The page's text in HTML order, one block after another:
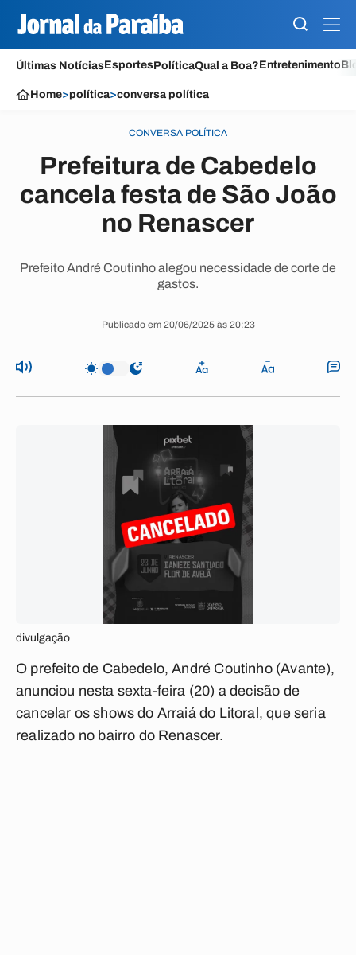
Últimas NotíciasEsportesPolíticaQual a Boa?Entretenimento
Home>política>conversa política
CONVERSA POLÍTICA
Prefeitura de Cabedelo
cancela festa de São João
no Renascer
Prefeito André Coutinho alegou necessidade de corte de
gastos.
Publicado em 20/06/2025 às 20:23
divulgação
O prefeito de Cabedelo, André Coutinho (Avante),
anunciou nesta sexta-feira (20) a decisão de
cancelar os shows do Arraiá do Litoral, que seria
realizado no bairro do Renascer.